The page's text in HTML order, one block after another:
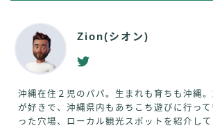
Zion(シオン)
沖縄在住２児のパパ。生まれも育ちも沖縄
が好きで、沖縄県内もあちこち遊びに行っ
った穴場、ローカル観光スポットを紹介し